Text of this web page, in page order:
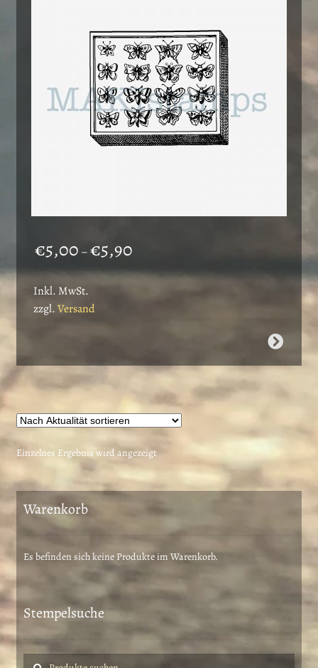
€5,00 –€5,90
bis
Inkl. MwSt.
zzgl.Versand
mehrere
Varianten
auf.
Die
können
auf
der
gewählt
Einzelnes Ergebnis wird angezeigt
Warenkorb
Es befinden sich keine Produkte im Warenkorb.
Stempelsuche
Suche
Suchen